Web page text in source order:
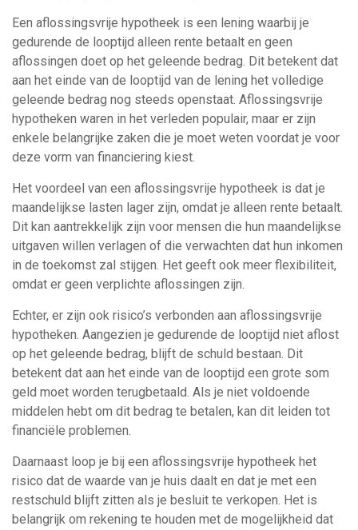
Een aflossingsvrije hypotheek is een lening waarbij je
gedurende de looptijd alleen rente betaalt en geen
aflossingen doet op het geleende bedrag. Dit betekent dat
aan het einde van de looptijd van de lening het volledige
geleende bedrag nog steeds openstaat. Aflossingsvrije
hypotheken waren in het verleden populair, maar er zijn
enkele belangrijke zaken die je moet weten voordat je voor
deze vorm van financiering kiest.
Het voordeel van een aflossingsvrije hypotheek is dat je
maandelijkse lasten lager zijn, omdat je alleen rente betaalt.
Dit kan aantrekkelijk zijn voor mensen die hun maandelijkse
uitgaven willen verlagen of die verwachten dat hun inkomen
in de toekomst zal stijgen. Het geeft ook meer flexibiliteit,
omdat er geen verplichte aflossingen zijn.
Echter, er zijn ook risico’s verbonden aan aflossingsvrije
hypotheken. Aangezien je gedurende de looptijd niet aflost
op het geleende bedrag, blijft de schuld bestaan. Dit
betekent dat aan het einde van de looptijd een grote som
geld moet worden terugbetaald. Als je niet voldoende
middelen hebt om dit bedrag te betalen, kan dit leiden tot
financiële problemen.
Daarnaast loop je bij een aflossingsvrije hypotheek het
risico dat de waarde van je huis daalt en dat je met een
restschuld blijft zitten als je besluit te verkopen. Het is
belangrijk om rekening te houden met de mogelijkheid dat